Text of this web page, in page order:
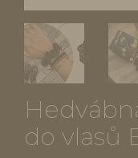
do vlasů